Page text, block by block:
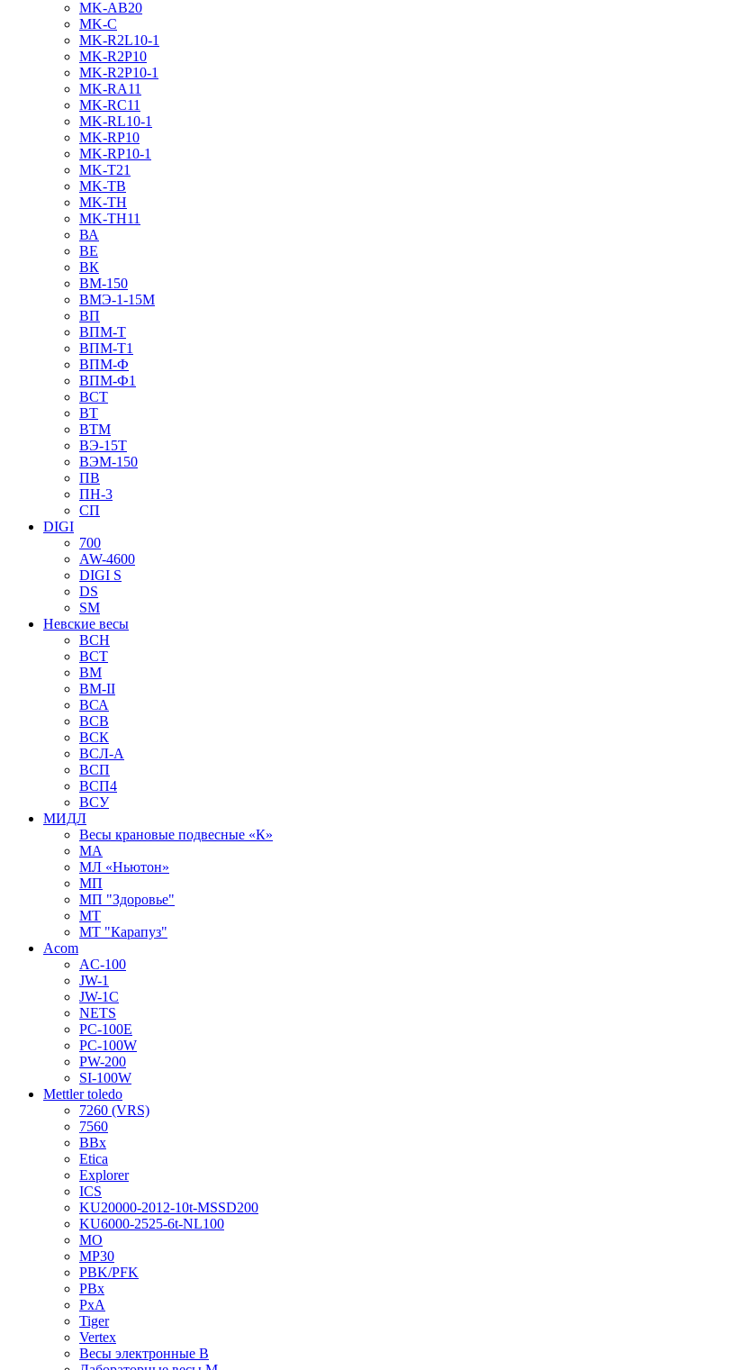
MK-AB20
MK-C
MK-R2L10-1
MK-R2P10
MK-R2P10-1
MK-RA11
MK-RC11
MK-RL10-1
MK-RP10
MK-RP10-1
MK-T21
MK-TB
MK-TH
MK-TH11
ВА
ВЕ
ВК
ВМ-150
ВМЭ-1-15М
ВП
ВПМ-Т
ВПМ-Т1
ВПМ-Ф
ВПМ-Ф1
ВСТ
ВТ
ВТМ
ВЭ-15Т
ВЭМ-150
ПВ
ПН-3
СП
DIGI
700
AW-4600
DIGI S
DS
SM
Невские весы
BCH
BCT
BM
BM-II
ВСА
ВСВ
ВСК
ВСЛ-А
ВСП
ВСП4
ВСУ
МИДЛ
Весы крановые подвесные «К»
МА
МЛ «Ньютон»
МП
МП "Здоровье"
МТ
МТ "Карапуз"
Acom
AC-100
JW-1
JW-1C
NETS
PC-100E
PC-100W
PW-200
SI-100W
Mettler toledo
7260 (VRS)
7560
BBx
Etica
Explorer
ICS
KU20000-2012-10t-MSSD200
KU6000-2525-6t-NL100
MO
MP30
PBK/PFK
PBx
PxA
Tiger
Vertex
Весы электронные B